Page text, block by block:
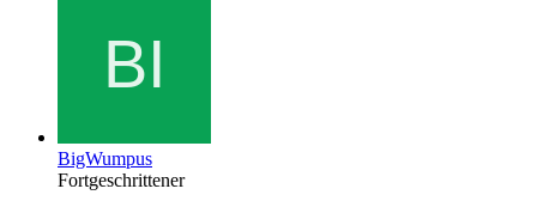
BigWumpus
Fortgeschrittener